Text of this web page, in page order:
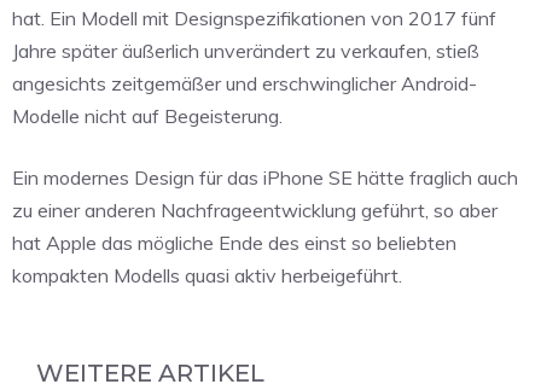
hat. Ein Modell mit Designspezifikationen von 2017 fünf
Jahre später äußerlich unverändert zu verkaufen, stieß
angesichts zeitgemäßer und erschwinglicher Android-
Modelle nicht auf Begeisterung.
Ein modernes Design für das iPhone SE hätte fraglich auch
zu einer anderen Nachfrageentwicklung geführt, so aber
hat Apple das mögliche Ende des einst so beliebten
kompakten Modells quasi aktiv herbeigeführt.
WEITERE ARTIKEL